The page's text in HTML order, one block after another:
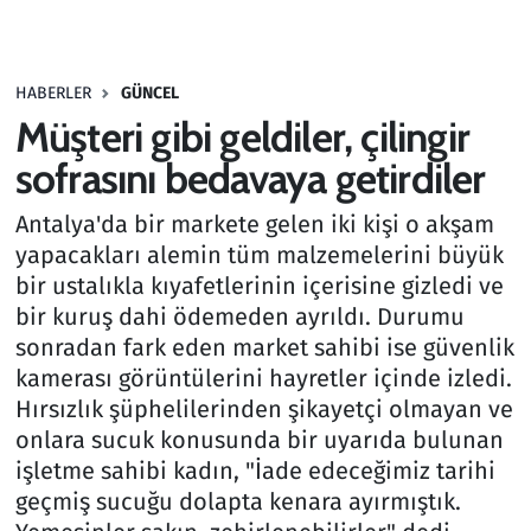
HABERLER GÜNCEL
Müşteri gibi geldiler, çilingir
sofrasını bedavaya getirdiler
Antalya'da bir markete gelen iki kişi o akşam
yapacakları alemin tüm malzemelerini büyük
bir ustalıkla kıyafetlerinin içerisine gizledi ve
bir kuruş dahi ödemeden ayrıldı. Durumu
sonradan fark eden market sahibi ise güvenlik
kamerası görüntülerini hayretler içinde izledi.
Hırsızlık şüphelilerinden şikayetçi olmayan ve
onlara sucuk konusunda bir uyarıda bulunan
işletme sahibi kadın, "İade edeceğimiz tarihi
geçmiş sucuğu dolapta kenara ayırmıştık.
Haber
Kültür Sanat
Kurumsal Haberler
Lezzet Durağı
Memur ve Kamu
Otomobil
Oyun
Ramazan